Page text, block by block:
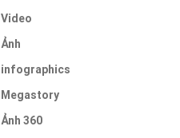
Video
Ảnh
infographics
Megastory
Ảnh 360